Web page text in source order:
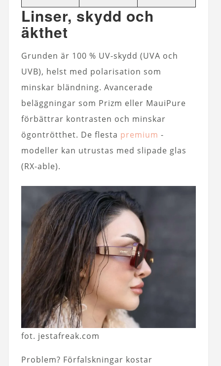
Linser, skydd och
äkthet
Grunden är 100 % UV-skydd (UVA och
UVB), helst med polarisation som
minskar bländning. Avancerade
beläggningar som Prizm eller MauiPure
förbättrar kontrasten och minskar
ögontrötthet. De flesta premium -
modeller kan utrustas med slipade glas
(RX-able).
fot. jestafreak.com
Problem? Förfalskningar kostar